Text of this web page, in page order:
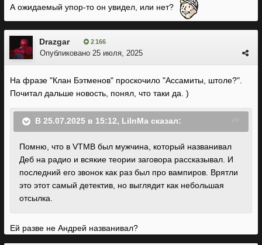
А ожидаемый упор-то он увидел, или нет?
Drazgar 2 166
Опубликовано 25 июля, 2025
На фразе "Клан Бэтменов" проскочило "Ассамиты, штоле?".
Почитал дальше новость, понял, что таки да. )
В 25.07.2025 в 15:12, LiInMa сказал:
Помню, что в VTMB был мужчина, который названивал
Деб на радио и всякие теории заговора рассказывал. И
последний его звонок как раз был про вампиров. Врятли
это этот самый детектив, но выглядит как небольшая
отсылка.
Ей разве не Андрей названивал?